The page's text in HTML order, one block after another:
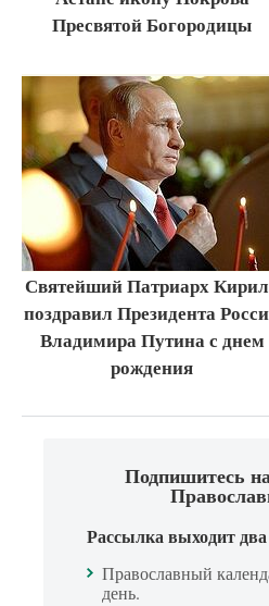
Пресвятой Богородицы
Святейший Патриарх
поздравил Президента
Владимира Путина с днем
рождения
Подпишитесь
Рассылка выходит
Православный
день.